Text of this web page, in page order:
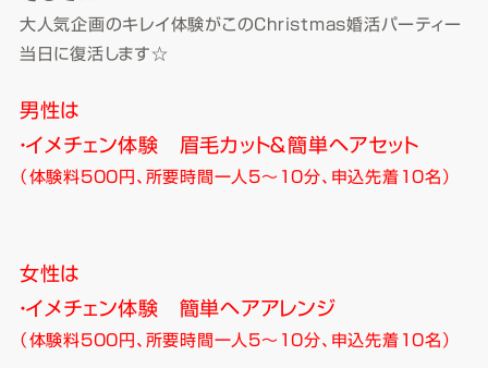
大人気企画のキレイ体験がこのChristmas婚活パーティー
当日に復活します☆
男性は
・イメチェン体験 眉毛カット＆簡単ヘアセット
（体験料500円、所要時間一人5～10分、申込先着10名）
女性は
・イメチェン体験 簡単ヘアアレンジ
（ 体験料500円、所要時間一人5～10分、 申込先着10名）